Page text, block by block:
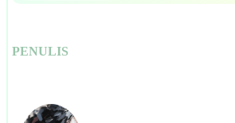
PENULIS